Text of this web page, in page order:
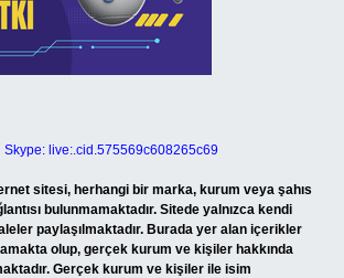
Skype: live:.cid.575569c608265c69
sitesi, herhangi bir marka, kurum veya şahıs
bulunmamaktadır. Sitede yalnızca kendi
paylaşılmaktadır. Burada yer alan içerikler
olup, gerçek kurum ve kişiler hakkında
Gerçek kurum ve kişiler ile isim